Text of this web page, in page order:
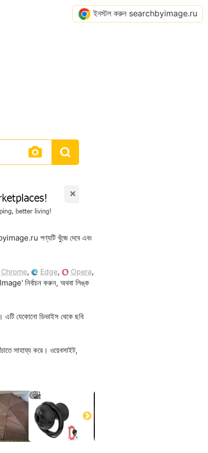
×
পণ্যটি খুঁজে দেবে এবং
Chrome, Edge, Opera,
নির্বাচন করুন, অথবা লিঙ্ক
যেকোনো ডিভাইস থেকে ছবি
সাহায্য করে। ওয়েবসাইট,
ইনস্টল করুন searchbyimage.ru